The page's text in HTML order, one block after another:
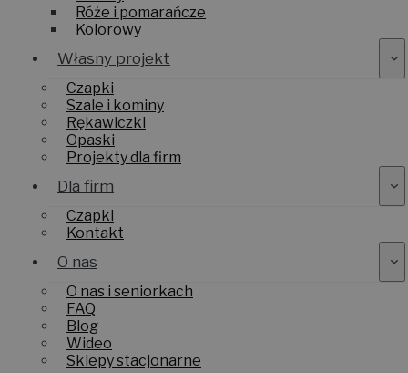
Róże i pomarańcze
Kolorowy
Własny projekt
Czapki
Szale i kominy
Rękawiczki
Opaski
Projekty dla firm
Dla firm
Czapki
Kontakt
O nas
O nas i seniorkach
FAQ
Blog
Wideo
Sklepy stacjonarne